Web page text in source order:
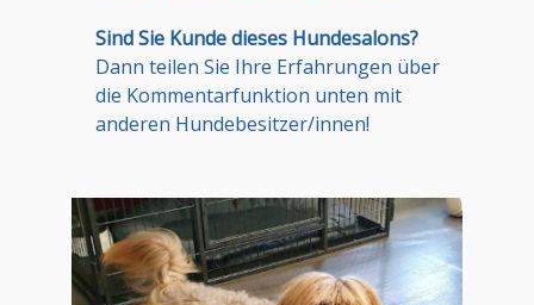
Sind Sie Kunde dieses Hundesalons?
Dann teilen Sie Ihre Erfahrungen über
die Kommentarfunktion unten mit
anderen Hundebesitzer/innen!